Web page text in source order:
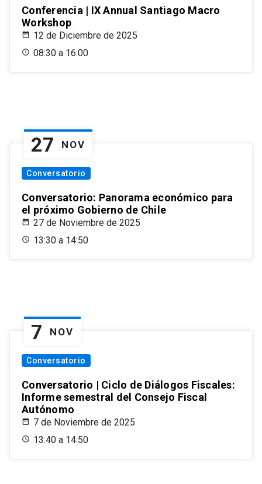
Conferencia | IX Annual Santiago Macro
Workshop
12 de Diciembre de 2025
08:30 a 16:00
27 NOV
Conversatorio
Conversatorio: Panorama económico para
el próximo Gobierno de Chile
27 de Noviembre de 2025
13:30 a 14:50
7 NOV
Conversatorio
Conversatorio | Ciclo de Diálogos Fiscales:
Informe semestral del Consejo Fiscal
Autónomo
7 de Noviembre de 2025
13:40 a 14:50